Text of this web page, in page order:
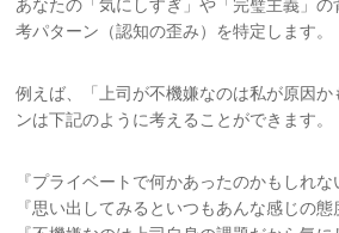
あなたの「気にしすぎ」や「完璧主義」
考パターン（認知の歪み）を特定します。
例えば、「上司が不機嫌なのは私が原因
ンは下記のように考えることができます。
『プライベートで何かあったのかもしれな
『思い出してみるといつもあんな感じの態